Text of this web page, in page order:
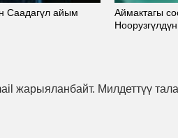
Саадагүл айым
Аймактагы
жарыяланбайт. Милдеттүү